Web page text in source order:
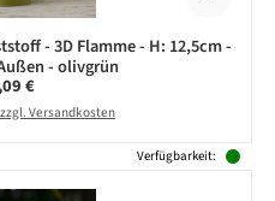
- 3D Flamme - H: 12,5cm -
- olivgrün
Preis:
€
Versandkosten
Verfügbarkeit: